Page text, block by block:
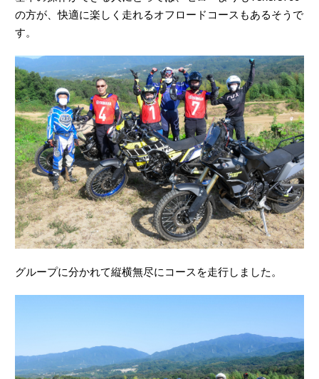
グループに分かれて縦横無尽にコースを走行しました。